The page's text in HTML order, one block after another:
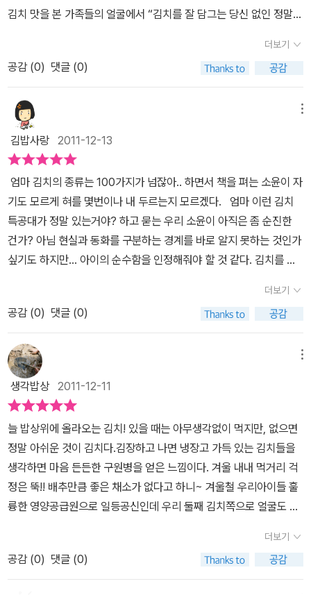
는 어른들의 식탁이 되어버렸지만,아이들에겐 맵고, 크고, 시뻘갠 김
몸에 좋은 김치를 알게 되는 순간이었답니다.그 간단하고 아이들 입
맛을 돋우는 인스턴트나 패스트 정크 푸드는 가라!'엄마, 나도 김치 잘
먹죠? 어린이집에서도 김치 잘 먹는다구요^^.'우리 맛, 우리 먹거리,
김치가 이렇게 몸에 보약, 맘도 튼튼해준다는 사실을 우리아이도 이
젠 알게 되었답니다.책과 함께 독후로 nie 놀이로 함께 활용해보았어
요.김치 특공대 그림책을 통해 김치에 들어가는 재료들 알아보기 마
침 신문이 있기에 스크랩 해두었다가책과 함께 독후기록장 활용으로
함께 했답니다.김치를 만들기 위해서 무슨 재료가 필요할까요?배추
요, 음, 고추랑, 파요!맞아! 김치를 만들기위한 재료로, 배추, 무도 있
어야 하고, 생강, 마늘, 그리고 쪽파, 소금등이 필요하지여기 신문을
오려서 김치를 만들기 위한 재료로 뭐가 있는지...재료들을 스크랩해
서 붙인후, 김치를 만들기 위한 신선하고 좋은 재료를 고르기 위한것
고 맛좋은 우리 재료를 신문의 내용을 스크랩해서 붙여주었어요.그런
니다.책과 함께 독후로 우리김치의 비밀스러운 재료들도 알아보고,
아이와 함께 김치특공대의 발랄한 면모와 플레쉬 팍팍 튀는 모습들을
보면서 생동감과 용맹함, 그리고 김치의 비밀까지 알게 되어서 더욱
유익하면서 지식을 전달했던 그림책으로 함께 할 수 있어서 좋았어
요.
체해 김칫소가 됩니다.절인 배추와 김칫소의 합체로 만들어진 배추김
치, 김치특공대가 명지네로 날아갑니다.그리고 배탈이 난 명지를 위
해 김치는 발효를 서둘러 젖산균을 만들고.. 명지의 장을 튼튼하게 만
차희조의 요청을 받고 김치 특공대는 출동해 섬유소나 캡사이신 빔을
쏘아 문제를 해결해요.그리고 김치 특공대는 온 세계 사람들의 건강
을 지키는 슈퍼 김치 특공대가 될 그날까지 힘차게 전진합니다.김장
철에 맞게 출동한 김치 특공대!'김치의 역사' 영화 자막을 통해 우리나
라의 채소 저장법을 소개하며 시작되는 이 책은 옥신각신하는 김치
재료들의 재치있는 대화를 통해 우리나라 김치의 역사, 김치 만드는
법, 효능 등에 대해 흥미있게 일러주고 있습니다.김치 특공대 대원들
은 서로 자기 자랑을 한참씩 늘어 놓다가 갑자기 들어온 구조요청을
받고 합체와 변신을 통해 배추김치가 되는데요...배추와 소금이 합체
콩콩 다진 모습으로, 파는 송송 썬 모습으로, 고추는 보슬보슬 가루로
변신, 마지막 젓갈이 들어가 김칫소가 되어 배추김치로 변하는 이야
기를 통해 김치를 담그는 재료와 방법을, 발효를 통한 젖산균, 김치에
많은 섬유소와 매운 맛의 캡사이신의 활약은 김치의 효능을 유쾌하면
서도 정확하게 전달합니다.이 책의 그림은 아이들이 좋아할 만한 요
소들이 많은데 김치재료들이 갖는 특성을 살린 캐릭터 그림, 합체를
하여 변하는 변신 김치 특공대의 모습이 본문 뿐만 아니라 앞 면지에
서부터 뒷 면지까지 재밌게 소개되어 있어요.부록에 실린 '김치 특공
대가 들려주는 김치이야기'에는 우리 김치의 시작과 소금절임, 양념
의 쓰임과 김치라는 이름의 유래와 김치의 효능, 다양한 김치의 실제
사진까지 실려 있습니다. 재치있는 대화글로 전하는 유익한 정보 그
리고 재미있는 상상이 담긴 이야기 구성, 코믹한 이들의 모습이 함께
을 읽고서 김장할 때 들어가는 김치 재료를 말해보았는데 이틀 전 유
치원에서 깍두기를 담아온 유주가 갓이며 멸치액젓, 깨를 이야기하더
라구요.그래서 아이들에게 빙고게임을 제안!! 후다닥 9칸 표를 만들
김치 맛을 본 가족들의 얼굴에서 “김치를 잘 담그는 당신 없인 정말
나 썰고 다 만들어진 속이나 집어넣는 주부 같지 않은 주부임에도 김
치에 대한 사랑만큼은 남들 못지않다고 자부하는 나. 이런 내가 좌절
하는 때가 바로 딸아이와의 식사시간이다. 어려서부터 매운 것을 유
독 싫어해서 떡볶이도 열 살이 다 되어 먹고, 라면의 맛을 안지도 얼마
되지 않는다. 때문에 학교 급식으로 나오는 조금 덜 매운 김치 말고는
김치에 손도 대지 않는다. 웬만한 일에는 어른들이 하는 말에 귀 기울
이고 따르는 아이임에도 김치는 통하지 않으니 조금 걱정이 된다. 솔
직히 김치가 우리의 전통 음식이어서 좋아하기도 하지만, 막연하게
우리 몸에 더없이 좋은 음식이라는 것을 알고 있긴 했지만, 그 유익함
에 대해 상세히 알지는 못했다. ‘책읽는곰’의 우리문화 그림책 [김치
특공대]를 읽으면서 김치를 구성하는 다양한 각각의 재료들이 갖고
있는 효능과 이것들이 함께 어우러져서 김치라는 음식으로 탄생했을
때의 효능을 알게 되니 그저 놀라울 따름이다. 그림으로 표현된 배
추, 무, 마늘, 젓갈, 생강, 고추, 왕소금, 대파 등의 모습은 웃음이 절로
왕소금을 팝콘처럼 먹는 김치, 젓갈 비린내를 한 방에 날리는 태권 동
자 같은 고추, 저마다 자신들이 김치를 만드는 데 있어서 얼마나 큰 역
할을 차지하는지 나서서 이야기하는 모습도 재미있다. 배탈과 설사
로 고생하는 아이는 세균을 잡아주는 젖산균으로 돕고, 변비로 고생
하는 아이에게는 부드러운 섬유소로 변을 부드럽게, 거친 섬유소로
장을 마사지해서 장운동을 활발하게 돕는다. 비만으로 고생하는 아이
에게는 캡사이신으로 지방을 태워 도와주는데 김치 특공대의 모습이
사뭇 비장하다. 구조를 요청한 변비 소년 시후처럼 딸아이도 변비로
고생하는데, 잔뜩 굳은 똥 때문에 운동을 하지 못하는 장 속과 가스를
치전, 참치김치찌개 같이 발효되어 한 번 더 조리된 음식은 잘 먹는 딸
아이는 “엄마, 나도 김치 좀 먹어볼까? 내일 아침에는 참치김치찌개,
저녁에는 참치 김치 볶음 알지?”하며 너스레를 떤다. 말로 해도 잘 안
더보기
공감 (0) 댓글 (0)
김밥사랑 2011-12-13
엄마 김치의 종류는 100가지가 넘잖아.. 하면서 책을 펴는 소윤이 자
기도 모르게 혀를 몇번이나 내 두르는지 모르겠다. 엄마 이런 김치
특공대가 정말 있는거야? 하고 묻는 우리 소윤이 아직은 좀 순진한
건가? 아님 현실과 동화를 구분하는 경계를 바로 알지 못하는 것인가
싶기도 하지만... 아이의 순수함을 인정해줘야 할 것 같다. 김치를 의
말루 만화나 그런 걸로 만들어져서 로보카폴리처럼 김치특공대도 만
들어지면 정말 좋겠다고 한다. 그런데 로보카폴리처럼 장난감 이런
식으로 말고.. 정말 김치 특공대가 생활속에 존재하고 있어서 명지처
럼 설사를 할때 젖산균을 뿌려주어서 다 낫게 해주고 시후처럼 변비
에 걸렸을때는 정말 장에 들어가서 섬유소로 굳은 변을 말랑 말랑하
게 해준다면 배가 아플때도 금방 나을텐데 하고 아쉬움을 털어놓는
다. 그런데 캡사이신때문에 살이 빠진 희조를 보고는 살짝 의아해한
다. 엄마는 외할머니 김치 먹으면 살이 더 찐다고 말했잖아.. 그런데
왜 살이 빠진다는거지? 하고 반문한다. 내가 가장 살이 찔때는 바로
울 친정엄마가 금방 담은 김치 몇포기를 보내줄때다 신김치를 먹지
않는지라. 갓 담은 김치면 사죽을 못쓰고... 밥을 여러그릇 먹어치우는
통에 친정엄마 김치가 울 집에 상륙할때면 나의 살들은 밥때문에 2-3
kg씩 불어남을 아이도 알고 있나보다... 모든 건 적당히 섭취했을때
득이 되는거라고 말해주자.. 그러니까 엄마도 한그릇만 먹어야지.. 하
더보기
공감 (0) 댓글 (0)
생각밥상2011-12-11
늘 밥상위에 올라오는 김치! 있을 때는 아무생각없이 먹지만, 없으면
정말 아쉬운 것이 김치다.김장하고 나면 냉장고 가득 있는 김치들을
생각하면 마음 든든한 구원병을 얻은 느낌이다. 겨울 내내 먹거리 걱
정은 뚝!! 배추만큼 좋은 채소가 없다고 하니~ 겨울철 우리아이들 훌
륭한 영양공급원으로 일등공신인데 우리 둘째 김치쪽으로 얼굴도 돌
나이라는 생각에 김치를 씻어주기도 하고, 김치전도 만들어주어도 나
몰라라 하는 이 녀석을 어떻게 설득할까?? 제발 김치좀 먹어줘~~~
아~~ 어렵다 어려워!! 김치가 얼마나 좋은지 안다면 좀 친해질까!!
더보기
공감 (0) 댓글 (0)